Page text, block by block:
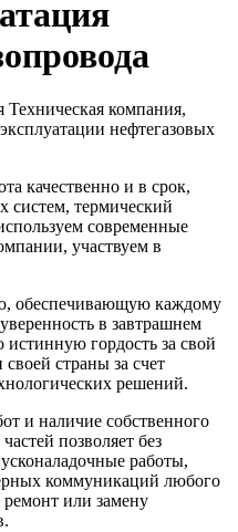
компания,
нефтегазовых
качественно и в срок,
систем, термический
современные
участвуем в
обеспечивающую каждому
в завтрашнем
гордость за свой
страны за счет
решений.
и наличие собственного
позволяет без
работы,
коммуникаций любого
или замену